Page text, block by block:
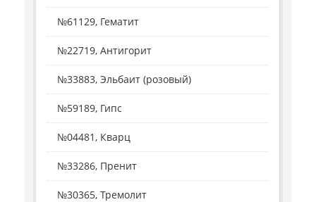
№61129, Гематит
№22719, Антигорит
№33883, Эльбаит (розовый)
№59189, Гипс
№04481, Кварц
№33286, Пренит
№30365, Тремолит